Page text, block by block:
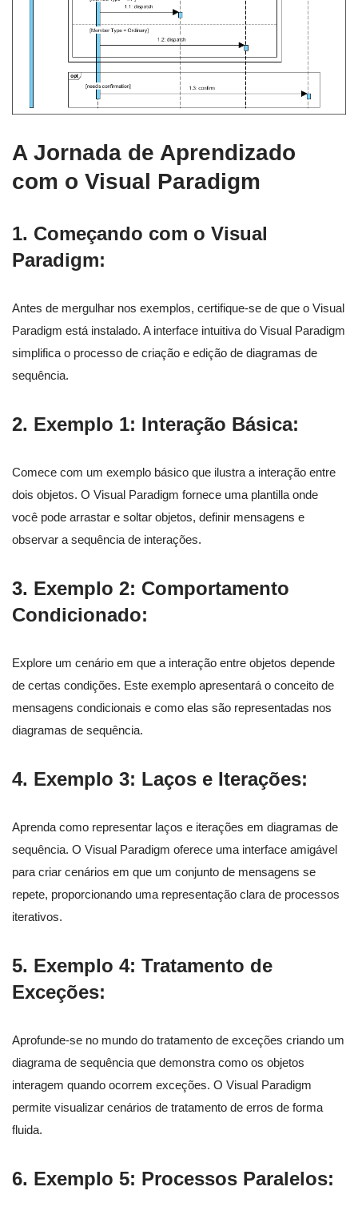
A Jornada de Aprendizado
com o Visual Paradigm
1. Começando com o Visual
Paradigm:
Antes de mergulhar nos exemplos, certifique-se de que o Visual
Paradigm está instalado. A interface intuitiva do Visual Paradigm
simplifica o processo de criação e edição de diagramas de
sequência.
2. Exemplo 1: Interação Básica:
Comece com um exemplo básico que ilustra a interação entre
dois objetos. O Visual Paradigm fornece uma plantilla onde
você pode arrastar e soltar objetos, definir mensagens e
observar a sequência de interações.
3. Exemplo 2: Comportamento
Condicionado:
Explore um cenário em que a interação entre objetos depende
de certas condições. Este exemplo apresentará o conceito de
mensagens condicionais e como elas são representadas nos
diagramas de sequência.
4. Exemplo 3: Laços e Iterações:
Aprenda como representar laços e iterações em diagramas de
sequência. O Visual Paradigm oferece uma interface amigável
para criar cenários em que um conjunto de mensagens se
repete, proporcionando uma representação clara de processos
iterativos.
5. Exemplo 4: Tratamento de
Exceções:
Aprofunde-se no mundo do tratamento de exceções criando um
diagrama de sequência que demonstra como os objetos
interagem quando ocorrem exceções. O Visual Paradigm
permite visualizar cenários de tratamento de erros de forma
fluida.
6. Exemplo 5: Processos Paralelos: